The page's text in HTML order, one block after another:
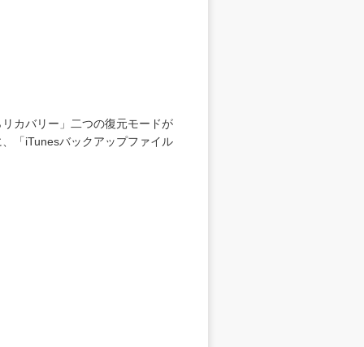
カバリー」二つの復元モードが
「iTunesバックアップファイル